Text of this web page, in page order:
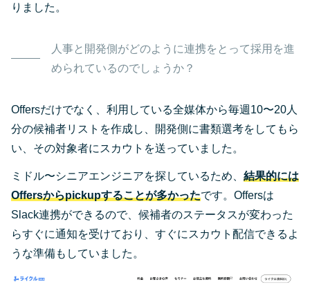
りました。
人事と開発側がどのように連携をとって採用を進
められているのでしょうか？
Offersだけでなく、利用している全媒体から毎週10〜20人
分の候補者リストを作成し、開発側に書類選考をしてもら
い、その対象者にスカウトを送っていました。
ミドル〜シニアエンジニアを探しているため、 結果的には
Offersからpickupすることが多かったです。Offersは
Slack連携ができるので、候補者のステータスが変わった
らすぐに通知を受けており、すぐにスカウト配信できるよ
うな準備もしていました。